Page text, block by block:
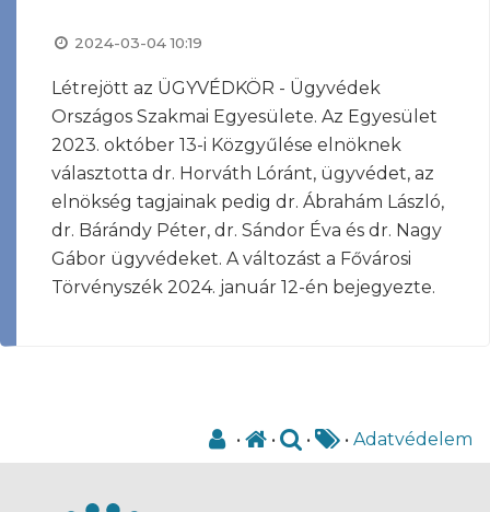
2024-03-04 10:19
Létrejött az ÜGYVÉDKÖR - Ügyvédek
Országos Szakmai Egyesülete. Az Egyesület
2023. október 13-i Közgyűlése elnöknek
választotta dr. Horváth Lóránt, ügyvédet, az
elnökség tagjainak pedig dr. Ábrahám László,
dr. Bárándy Péter, dr. Sándor Éva és dr. Nagy
Gábor ügyvédeket. A változást a Fővárosi
Törvényszék 2024. január 12-én bejegyezte.
• • • • Adatvédelem